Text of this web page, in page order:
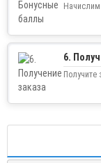
Начислим
6.
Получите